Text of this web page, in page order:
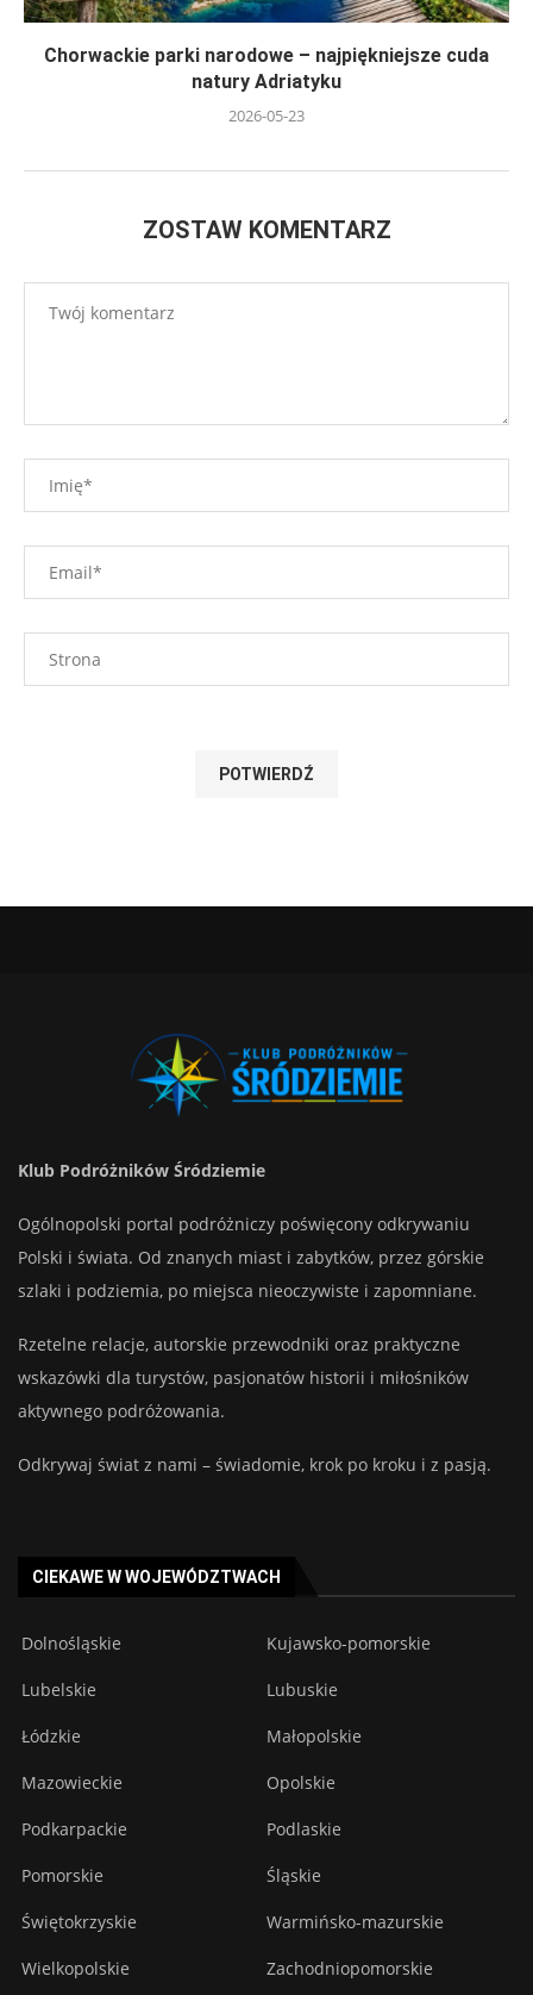
Chorwackie parki narodowe – najpiękniejsze cuda
natury Adriatyku
2026-05-23
ZOSTAW KOMENTARZ
Klub Podróżników Śródziemie
Ogólnopolski portal podróżniczy poświęcony odkrywaniu
Polski i świata. Od znanych miast i zabytków, przez górskie
szlaki i podziemia, po miejsca nieoczywiste i zapomniane.
Rzetelne relacje, autorskie przewodniki oraz praktyczne
wskazówki dla turystów, pasjonatów historii i miłośników
aktywnego podróżowania.
Odkrywaj świat z nami – świadomie, krok po kroku i z pasją.
CIEKAWE W WOJEWÓDZTWACH
Dolnośląskie Kujawsko-pomorskie
Lubelskie Lubuskie
Łódzkie Małopolskie
Mazowieckie Opolskie
Podkarpackie Podlaskie
Pomorskie Śląskie
Świętokrzyskie Warmińsko-mazurskie
Wielkopolskie Zachodniopomorskie